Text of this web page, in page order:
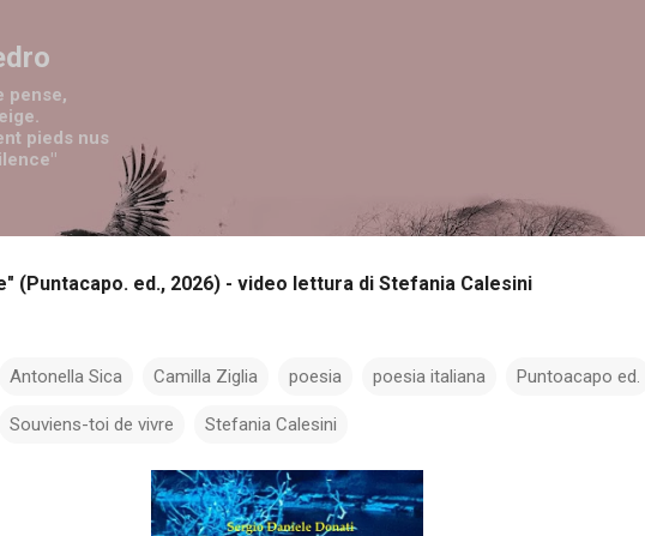
pense,
pieds nus
(Puntacapo. ed., 2026) - video lettura di Stefania Calesini
Antonella Sica Camilla Ziglia poesia poesia italiana Puntoacapo ed.
Souviens-toi de vivre Stefania Calesini